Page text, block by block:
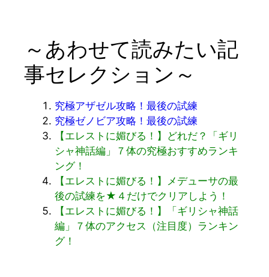
～あわせて読みたい記
事セレクション～
究極アザゼル攻略！最後の試練
究極ゼノビア攻略！最後の試練
【エレストに媚びる！】どれだ？「ギリ
シャ神話編」７体の究極おすすめランキ
ング！
【エレストに媚びる！】メデューサの最
後の試練を★４だけでクリアしよう！
【エレストに媚びる！】「ギリシャ神話
編」７体のアクセス（注目度）ランキン
グ！